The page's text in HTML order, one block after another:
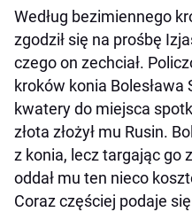
Według bezimiennego
zgodził się na prośbę
czego on zechciał.
kroków konia Bolesława
kwatery do miejsca
złota złożył mu Rusin.
z konia, lecz targając go
oddał mu ten nieco
Coraz częściej podaje